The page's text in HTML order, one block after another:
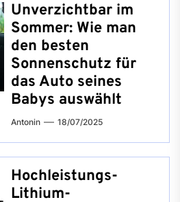
Unverzichtbar im
Sommer: Wie man
den besten
Sonnenschutz für
das Auto seines
Babys auswählt
Antonin 18/07/2025
Hochleistungs-
Lithium-